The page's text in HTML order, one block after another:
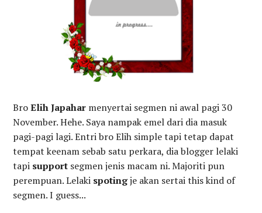
BroElih Japahar menyertai segmen ni awal pagi 30
November. Hehe. Saya nampak emel dari dia masuk
pagi-pagi lagi. Entri bro Elih simple tapi tetap dapat
tempat keenam sebab satu perkara, dia blogger lelaki
tapi support segmen jenis macam ni. Majoriti pun
perempuan. Lelaki spotingje akan sertai this kind of
segmen. I guess...